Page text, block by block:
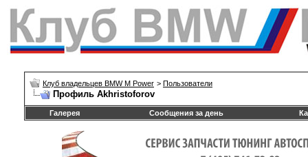
Клуб владельцев BMW M Power > Пользователи
Профиль Akhristoforov
Галерея Сообщения за день